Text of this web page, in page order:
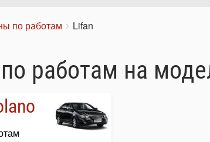
по работам Lifan
работам на